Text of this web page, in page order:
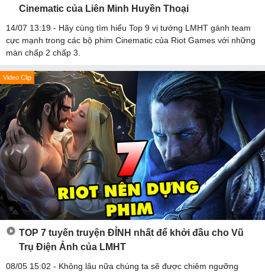
Cinematic của Liên Minh Huyền Thoại
14/07 13:19 - Hãy cùng tìm hiểu Top 9 vị tướng LMHT gánh team
cực mạnh trong các bộ phim Cinematic của Riot Games với những
màn chấp 2 chấp 3.
Video Clip
TOP 7 tuyến truyện ĐỈNH nhất để khởi đầu cho Vũ
Trụ Điện Ảnh của LMHT
08/05 15:02 - Không lâu nữa chúng ta sẽ được chiêm ngưỡng